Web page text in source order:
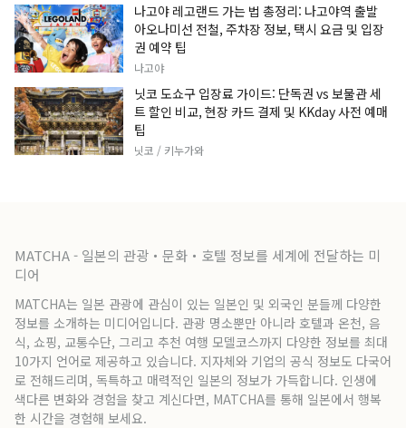
나고야 레고랜드 가는 법 총정리: 나고야역 출발
아오나미선 전철, 주차장 정보, 택시 요금 및 입장
권 예약 팁
나고야
닛코 도쇼구 입장료 가이드: 단독권 vs 보물관 세
트 할인 비교, 현장 카드 결제 및 KKday 사전 예매
팁
닛코 / 키누가와
MATCHA - 일본의 관광・문화・호텔 정보를 세계에 전달하는 미
디어
MATCHA는 일본 관광에 관심이 있는 일본인 및 외국인 분들께 다양한
정보를 소개하는 미디어입니다. 관광 명소뿐만 아니라 호텔과 온천, 음
식, 쇼핑, 교통수단, 그리고 추천 여행 모델코스까지 다양한 정보를 최대
10가지 언어로 제공하고 있습니다. 지자체와 기업의 공식 정보도 다국어
로 전해드리며, 독특하고 매력적인 일본의 정보가 가득합니다. 인생에
색다른 변화와 경험을 찾고 계신다면, MATCHA를 통해 일본에서 행복
한 시간을 경험해 보세요.